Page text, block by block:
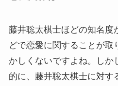
藤井聡太棋士ほどの知名度
どで恋愛に関することが取
かしくないですよね。しか
的に、藤井聡太棋士に対す